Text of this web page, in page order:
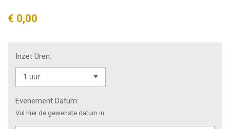
€ 0,00
Inzet Uren:
Evenement Datum:
Vul hier de gewenste datum in